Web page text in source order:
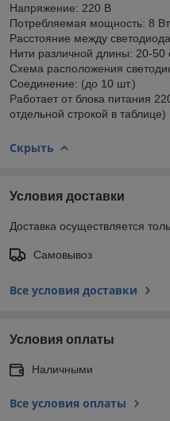
Напряжение: 220 В
Потребляемая мощность: 8 Вт
Расстояние между
Нити различной длины: 20-50
Схема расположения
Соединение: (до 10 шт.)
Работает от блока питания
отдельной строкой в таблице)
Скрыть
Условия доставки
Доставка осуществляется
Самовывоз
Все условия доставки
Условия оплаты
Наличными
Все условия оплаты